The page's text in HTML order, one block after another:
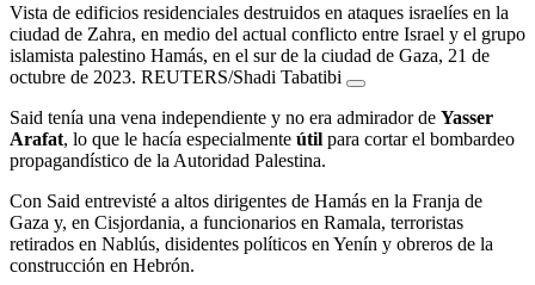
Vista de edificios residenciales destruidos en ataques israelíes en la
ciudad de Zahra, en medio del actual conflicto entre Israel y el grupo
islamista palestino Hamás, en el sur de la ciudad de Gaza, 21 de
octubre de 2023. REUTERS/Shadi Tabatibi
Said tenía una vena independiente y no era admirador de Yasser
Arafat, lo que le hacía especialmente útil para cortar el bombardeo
propagandístico de la Autoridad Palestina.
Con Said entrevisté a altos dirigentes de Hamás en la Franja de
Gaza y, en Cisjordania, a funcionarios en Ramala, terroristas
retirados en Nablús, disidentes políticos en Yenín y obreros de la
construcción en Hebrón.